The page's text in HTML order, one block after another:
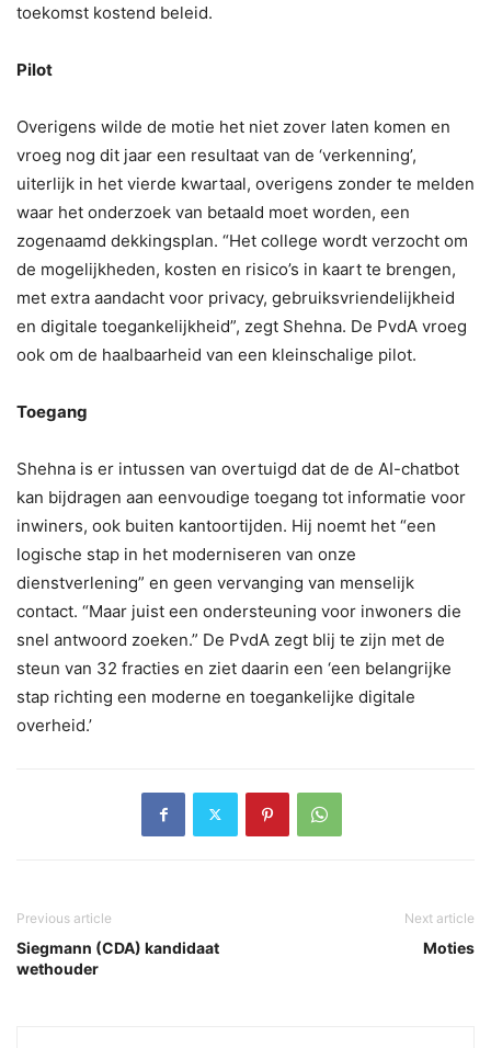
toekomst kostend beleid.
Pilot
Overigens wilde de motie het niet zover laten komen en
vroeg nog dit jaar een resultaat van de ‘verkenning’,
uiterlijk in het vierde kwartaal, overigens zonder te melden
waar het onderzoek van betaald moet worden, een
zogenaamd dekkingsplan. “Het college wordt verzocht om
de mogelijkheden, kosten en risico’s in kaart te brengen,
met extra aandacht voor privacy, gebruiksvriendelijkheid
en digitale toegankelijkheid”, zegt Shehna. De PvdA vroeg
ook om de haalbaarheid van een kleinschalige pilot.
Toegang
Shehna is er intussen van overtuigd dat de de AI-chatbot
kan bijdragen aan eenvoudige toegang tot informatie voor
inwiners, ook buiten kantoortijden. Hij noemt het “een
logische stap in het moderniseren van onze
dienstverlening” en geen vervanging van menselijk
contact. “Maar juist een ondersteuning voor inwoners die
snel antwoord zoeken.” De PvdA zegt blij te zijn met de
steun van 32 fracties en ziet daarin een ‘een belangrijke
stap richting een moderne en toegankelijke digitale
overheid.’
Previous article
Siegmann (CDA) kandidaat
wethouder
Next article
Moties